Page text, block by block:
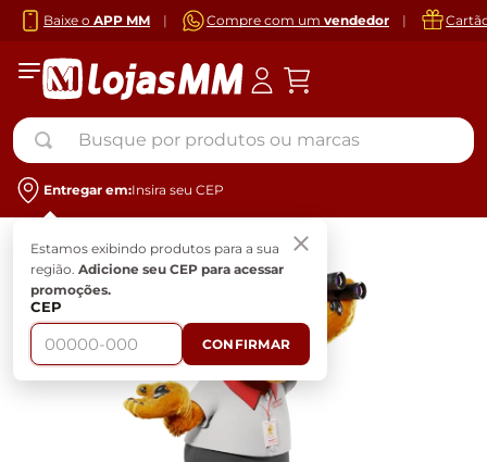
Baixe o APP MM | Compre com um vendedor |
Busque por produtos ou marcas
Entregar em:Insira seu CEP
Estamos exibindo produtos para a sua
região. Adicione seu CEP para acessar
promoções.
CEP
CONFIRMAR